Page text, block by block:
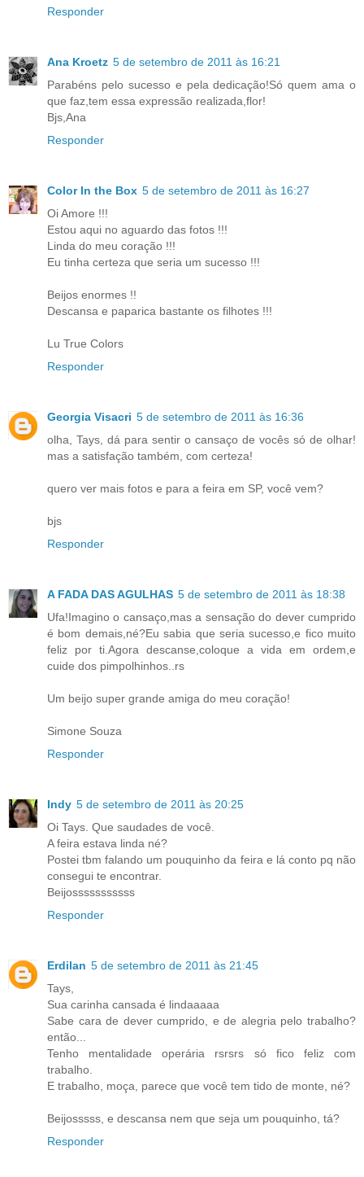
Responder
Ana Kroetz 5 de setembro de 2011 às 16:21
Parabéns pelo sucesso e pela dedicação!Só quem ama o
que faz,tem essa expressão realizada,flor!
Bjs,Ana
Responder
Color In the Box 5 de setembro de 2011 às 16:27
Oi Amore !!!
Estou aqui no aguardo das fotos !!!
Linda do meu coração !!!
Eu tinha certeza que seria um sucesso !!!
Beijos enormes !!
Descansa e paparica bastante os filhotes !!!
Lu True Colors
Responder
Georgia Visacri 5 de setembro de 2011 às 16:36
olha, Tays, dá para sentir o cansaço de vocês só de olhar!
mas a satisfação também, com certeza!
quero ver mais fotos e para a feira em SP, você vem?
bjs
Responder
A FADA DAS AGULHAS 5 de setembro de 2011 às 18:38
Ufa!Imagino o cansaço,mas a sensação do dever cumprido
é bom demais,né?Eu sabia que seria sucesso,e fico muito
feliz por ti.Agora descanse,coloque a vida em ordem,e
cuide dos pimpolhinhos..rs
Um beijo super grande amiga do meu coração!
Simone Souza
Responder
Indy 5 de setembro de 2011 às 20:25
Oi Tays. Que saudades de você.
A feira estava linda né?
Postei tbm falando um pouquinho da feira e lá conto pq não
consegui te encontrar.
Beijosssssssssss
Responder
Erdilan 5 de setembro de 2011 às 21:45
Tays,
Sua carinha cansada é lindaaaaa
Sabe cara de dever cumprido, e de alegria pelo trabalho?
então...
Tenho mentalidade operária rsrsrs só fico feliz com
trabalho.
E trabalho, moça, parece que você tem tido de monte, né?
Beijosssss, e descansa nem que seja um pouquinho, tá?
Responder